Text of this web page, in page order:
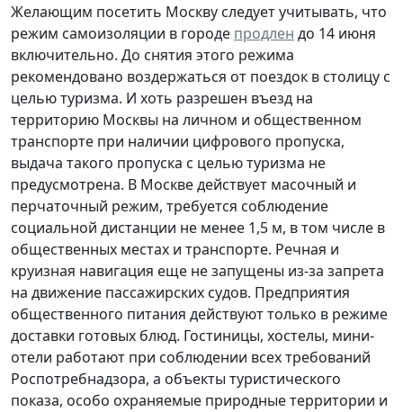
Желающим посетить Москву следует учитывать, что
режим самоизоляции в городе продлен до 14 июня
включительно. До снятия этого режима
рекомендовано воздержаться от поездок в столицу с
целью туризма. И хоть разрешен въезд на
территорию Москвы на личном и общественном
транспорте при наличии цифрового пропуска,
выдача такого пропуска с целью туризма не
предусмотрена. В Москве действует масочный и
перчаточный режим, требуется соблюдение
социальной дистанции не менее 1,5 м, в том числе в
общественных местах и транспорте. Речная и
круизная навигация еще не запущены из-за запрета
на движение пассажирских судов. Предприятия
общественного питания действуют только в режиме
доставки готовых блюд. Гостиницы, хостелы, мини-
отели работают при соблюдении всех требований
Роспотребнадзора, а объекты туристического
показа, особо охраняемые природные территории и